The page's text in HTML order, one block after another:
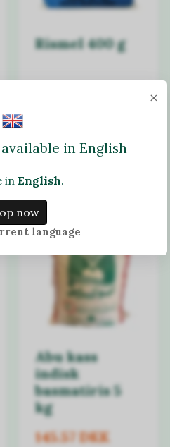
Rismel 400 g
På lager
Abu kass
indisk
basmatiris 5
kg
145.57 DKK
×
in English
inEnglish.
now
language